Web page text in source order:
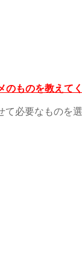
ものを教えてく
必要なものを